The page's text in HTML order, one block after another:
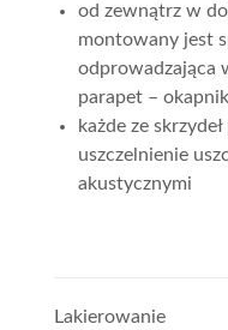
od zewnątrz w
montowany jest
odprowadzająca
parapet – okapnik
każde ze
uszczelnienie
akustycznymi
Lakierowanie